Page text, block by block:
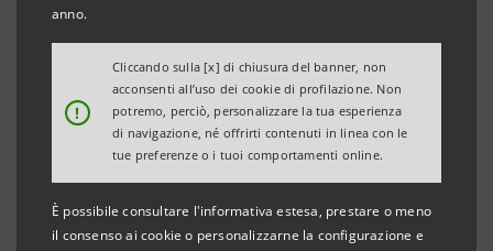
anno.
!
Cliccando sulla [x] di chiusura del banner, non
acconsenti all’uso dei cookie di profilazione. Non
potremo, perciò, personalizzare la tua esperienza
di navigazione, né offrirti contenuti in linea con le
tue preferenze o i tuoi comportamenti online.
È possibile consultare l'informativa estesa, prestare o meno
il consenso ai cookie o personalizzarne la configurazione e
SOSPENSIONE DELLE RATE DEI FINANZIAMENTI
Napoli, 26 novembre 2022– A fronte della tragica
situazione di emergenza occorsa in queste ore